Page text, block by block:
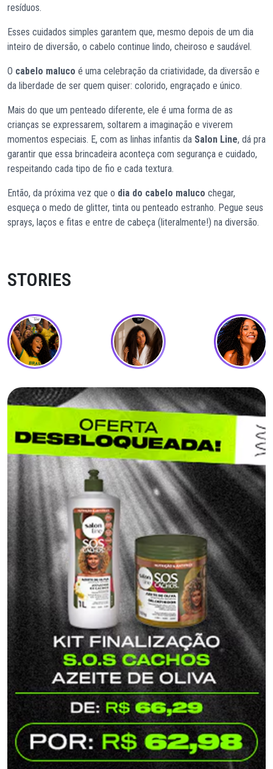
resíduos.
Esses cuidados simples garantem que, mesmo depois de um dia
inteiro de diversão, o cabelo continue lindo, cheiroso e saudável.
O cabelo maluco é uma celebração da criatividade, da diversão e
da liberdade de ser quem quiser: colorido, engraçado e único.
Mais do que um penteado diferente, ele é uma forma de as
crianças se expressarem, soltarem a imaginação e viverem
momentos especiais. E, com as linhas infantis da Salon Line, dá pra
garantir que essa brincadeira aconteça com segurança e cuidado,
respeitando cada tipo de fio e cada textura.
Então, da próxima vez que o dia do cabelo maluco chegar,
esqueça o medo de glitter, tinta ou penteado estranho. Pegue seus
sprays, laços e fitas e entre de cabeça (literalmente!) na diversão.
STORIES